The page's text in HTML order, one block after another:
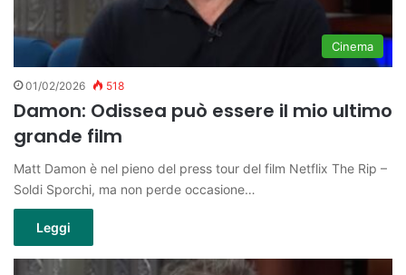
Cinema
01/02/2026 518
Damon: Odissea può essere il mio ultimo
grande film
Matt Damon è nel pieno del press tour del film Netflix The Rip –
Soldi Sporchi, ma non perde occasione…
Leggi